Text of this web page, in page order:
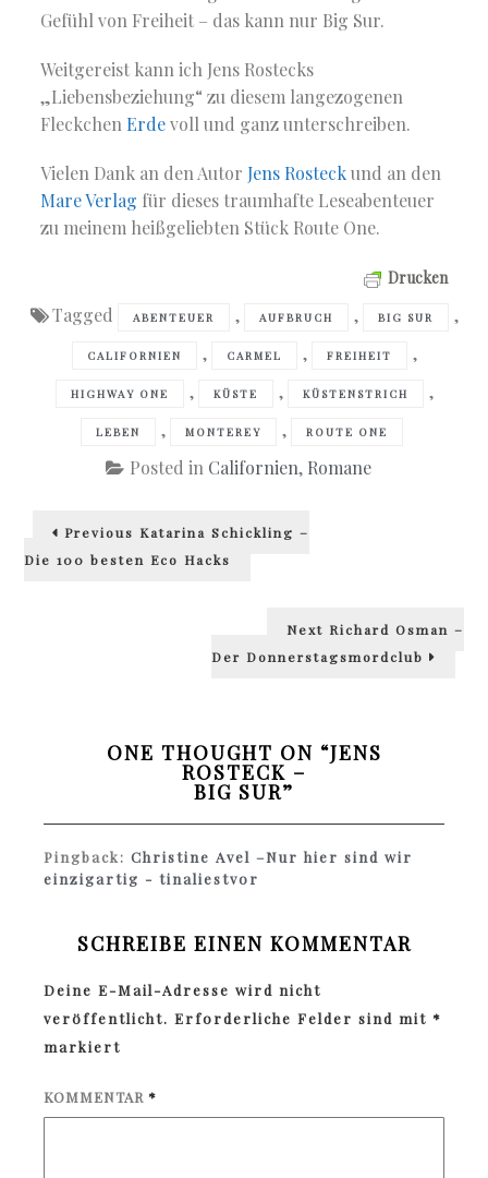
Gefühl von Freiheit – das kann nur Big Sur.
Weitgereist kann ich Jens Rostecks
„Liebensbeziehung“ zu diesem langezogenen
FleckchenErdevoll und ganz unterschreiben.
Vielen Dank an den Autor Jens Rosteckund an den
Mare Verlag für dieses traumhafte Leseabenteuer
zu meinem heißgeliebten Stück Route One.
Drucken
Tagged ABENTEUER , AUFBRUCH , BIG SUR ,
CALIFORNIEN , CARMEL , FREIHEIT ,
HIGHWAY ONE , KÜSTE , KÜSTENSTRICH ,
LEBEN , MONTEREY , ROUTE ONE
Posted in Californien, Romane
Beitragsnavigation
Previous Previous
Katarina Schickling –
Die 100 besten Eco Hacks
Next Next
Richard Osman –
Der Donnerstagsmordclub
ONE THOUGHT ON “JENS
ROSTECK –
BIG SUR”
Pingback:Christine Avel –Nur hier sind wir
einzigartig - tinaliestvor
SCHREIBE EINEN KOMMENTAR
Deine E-Mail-Adresse wird nicht
veröffentlicht. Erforderliche Felder sind mit *
markiert
KOMMENTAR *